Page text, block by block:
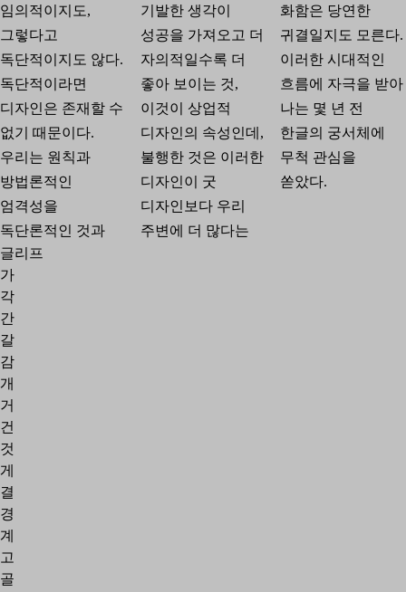
임의적이지도,
그렇다고
독단적이지도 않다.
독단적이라면
디자인은 존재할 수
없기 때문이다.
우리는 원칙과
방법론적인
엄격성을
독단론적인 것과
기발한 생각이
성공을 가져오고 더
자의적일수록 더
좋아 보이는 것,
이것이 상업적
디자인의 속성인데,
불행한 것은 이러한
디자인이 굿
디자인보다 우리
주변에 더 많다는
화함은 당연한
귀결일지도 모른다.
이러한 시대적인
흐름에 자극을 받아
나는 몇 년 전
한글의 궁서체에
무척 관심을
쏟았다.
글리프
가
각
간
갈
감
개
거
건
것
게
결
경
계
고
골